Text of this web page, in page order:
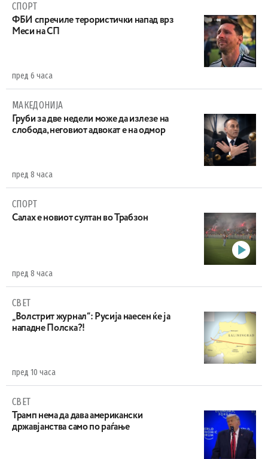
СПОРТ
ФБИ спречиле терористички напад врз
Меси на СП
пред 6 часа
МАКЕДОНИЈА
Груби за две недели може да излезе на
слобода, неговиот адвокат е на одмор
пред 8 часа
СПОРТ
Салах е новиот султан во Трабзон
пред 8 часа
СВЕТ
„Волстрит журнал“: Русија наесен ќе ја
нападне Полска?!
пред 10 часа
СВЕТ
Трамп нема да дава американски
државјанства само по раѓање